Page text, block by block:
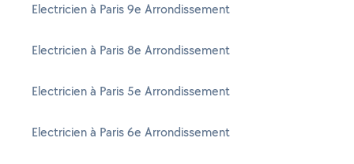
Electricien à Paris 9e Arrondissement
Electricien à Paris 8e Arrondissement
Electricien à Paris 5e Arrondissement
Electricien à Paris 6e Arrondissement